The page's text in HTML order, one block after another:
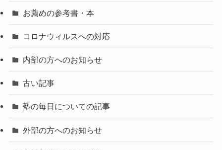
お薦めの参考書・本
コロナウィルスへの対応
内部の方へのお知らせ
古い記事
塾の毎日についての記事
外部の方へのお知らせ